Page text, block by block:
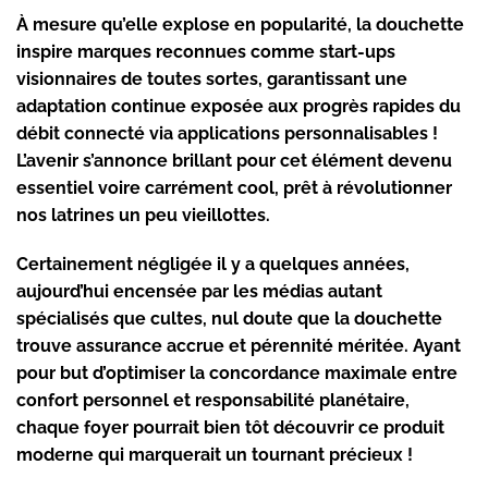
À mesure qu’elle explose en popularité, la douchette
inspire marques reconnues comme start-ups
visionnaires de toutes sortes, garantissant une
adaptation continue exposée aux progrès rapides du
débit connecté via applications personnalisables !
L’avenir s’annonce brillant pour cet élément devenu
essentiel voire carrément cool, prêt à révolutionner
nos latrines un peu vieillottes.
Certainement négligée il y a quelques années,
aujourd’hui encensée par les médias autant
spécialisés que cultes, nul doute que la douchette
trouve assurance accrue et pérennité méritée. Ayant
pour but d’optimiser la concordance maximale entre
confort personnel et responsabilité planétaire,
chaque foyer pourrait bien tôt découvrir ce produit
moderne qui marquerait un tournant précieux !